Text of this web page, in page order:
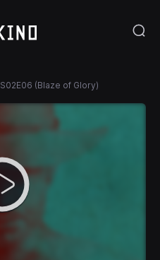
S02E06 (Blaze of Glory)